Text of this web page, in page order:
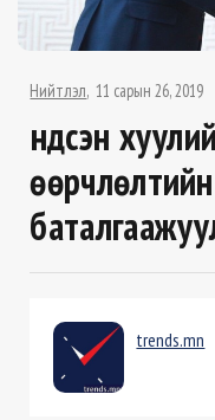
Нийтлэл 11 сарын 26, 2019
Үндсэн
trends.mn